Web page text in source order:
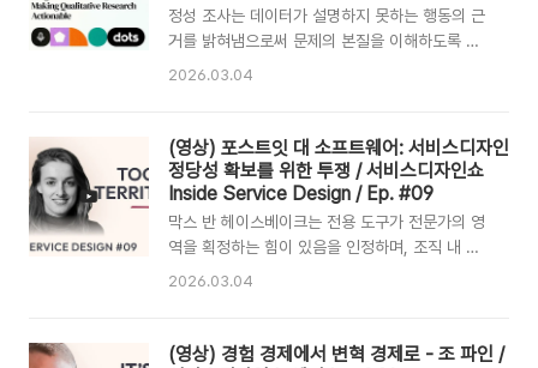
Replace Designers — But It Will Replace
the Ones Who Ignore It | Behrad
Centered Service Design & UX) 원본 영상 :
v=Kaj07e..
정성 조사는 데이터가 설명하지 못하는 행동의 근
거를 밝혀냄으로써 문제의 본질을 이해하도록 돕
는 필수적 과정이다. 서비스디자이너는 관찰과 섀
를 설득해야 한다. 정성 조사의 가치는 조직이 사
용자의 실제 삶과 연결되어 더 겸손하고 공감 어린
결정을 내리도록 행동의 변화를 이끌어내는 데 있
다. 출처 : Dots by Ooloi Labs 원본 영상 :
https://youtu.be/iitDdGube4s?
역, 생략이 있을 수 있습니다. 원본을 봐주세요)게
의사결정에 활용하는 전문가들의 목소리를 담은
2026.03.04
(영상) 포스트잇 대 소프트웨어: 서비스디자인
정당성 확보를 위한 투쟁 / 서비스디자인쇼
Inside Service Design / Ep. #09
막스 반 헤이스베이크는 전용 도구가 전문가의 영
역을 획정하는 힘이 있음을 인정하며, 조직 내 지
식 자산화를 위해 '여정 맵 라이브러리'와 같은 가
제 해결에 있음을 강조하며, 복잡한 설계 과정을
2026.03.04
(영상) 경험 경제에서 변혁 경제로 - 조 파인 /